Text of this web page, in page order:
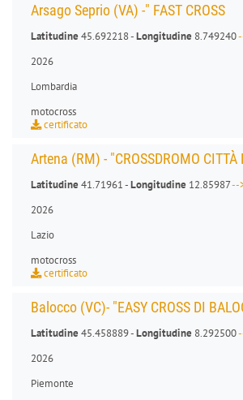
Arsago Seprio (VA) -" FAST CROSS
Latitudine45.692218 -Longitudine 8.749240
2026
Lombardia
motocross
certificato
Artena (RM) - "CROSSDROMO CITTÀ
Latitudine41.71961 -Longitudine 12.85987--
2026
Lazio
motocross
certificato
Balocco (VC)- "EASY CROSS DI
Latitudine45.458889 -Longitudine 8.292500
2026
Piemonte